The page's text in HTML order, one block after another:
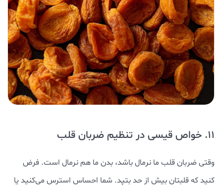
11. خواص قیسی در تنظیم ضربان قلب
وقتی ضربان قلب ما نرمال باشد، بدن ما هم نرمال است. فرض
کنید که قلبتان بیش از حد بتپد. شما احساس استرس می‌کنید یا